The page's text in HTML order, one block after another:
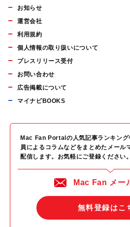
お知らせ
運営会社
利用規約
個人情報の取り扱いについて
プレスリリース受付
お問い合わせ
広告掲載について
マイナビBOOKS
Mac Fan Portalの人気記事ランキング
員によるコラムなどをまとめたメール
配信します。お気軽にご登録ください。
Mac Fan メー
無料登録はこ